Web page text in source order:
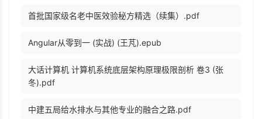
首批国家级名老中医效验秘方精选（续集）.pdf
Angular从零到一 (实战) (王芃).epub
大话计算机 计算机系统底层架构原理极限剖析 卷3 (张
冬).pdf
中建五局给水排水与其他专业的融合之路.pdf